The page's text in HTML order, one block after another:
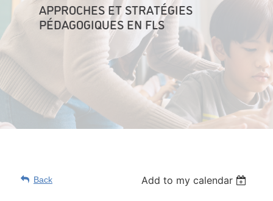
APPROCHES ET STRATÉGIES
PÉDAGOGIQUES EN FLS